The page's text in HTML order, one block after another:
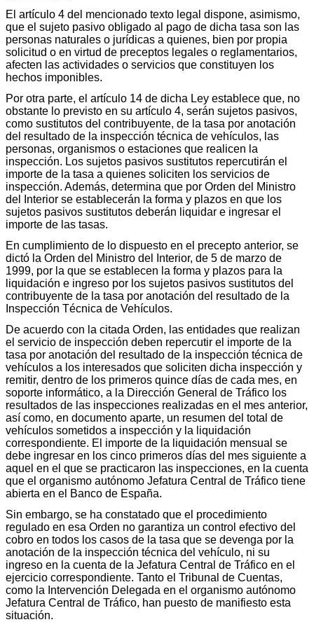
El artículo 4 del mencionado texto legal dispone, asimismo,
que el sujeto pasivo obligado al pago de dicha tasa son las
personas naturales o jurídicas a quienes, bien por propia
solicitud o en virtud de preceptos legales o reglamentarios,
afecten las actividades o servicios que constituyen los
hechos imponibles.
Por otra parte, el artículo 14 de dicha Ley establece que, no
obstante lo previsto en su artículo 4, serán sujetos pasivos,
como sustitutos del contribuyente, de la tasa por anotación
del resultado de la inspección técnica de vehículos, las
personas, organismos o estaciones que realicen la
inspección. Los sujetos pasivos sustitutos repercutirán el
importe de la tasa a quienes soliciten los servicios de
inspección. Además, determina que por Orden del Ministro
del Interior se establecerán la forma y plazos en que los
sujetos pasivos sustitutos deberán liquidar e ingresar el
importe de las tasas.
En cumplimiento de lo dispuesto en el precepto anterior, se
dictó la Orden del Ministro del Interior, de 5 de marzo de
1999, por la que se establecen la forma y plazos para la
liquidación e ingreso por los sujetos pasivos sustitutos del
contribuyente de la tasa por anotación del resultado de la
Inspección Técnica de Vehículos.
De acuerdo con la citada Orden, las entidades que realizan
el servicio de inspección deben repercutir el importe de la
tasa por anotación del resultado de la inspección técnica de
vehículos a los interesados que soliciten dicha inspección y
remitir, dentro de los primeros quince días de cada mes, en
soporte informático, a la Dirección General de Tráfico los
resultados de las inspecciones realizadas en el mes anterior,
así como, en documento aparte, un resumen del total de
vehículos sometidos a inspección y la liquidación
correspondiente. El importe de la liquidación mensual se
debe ingresar en los cinco primeros días del mes siguiente a
aquel en el que se practicaron las inspecciones, en la cuenta
que el organismo autónomo Jefatura Central de Tráfico tiene
abierta en el Banco de España.
Sin embargo, se ha constatado que el procedimiento
regulado en esa Orden no garantiza un control efectivo del
cobro en todos los casos de la tasa que se devenga por la
anotación de la inspección técnica del vehículo, ni su
ingreso en la cuenta de la Jefatura Central de Tráfico en el
ejercicio correspondiente. Tanto el Tribunal de Cuentas,
como la Intervención Delegada en el organismo autónomo
Jefatura Central de Tráfico, han puesto de manifiesto esta
situación.